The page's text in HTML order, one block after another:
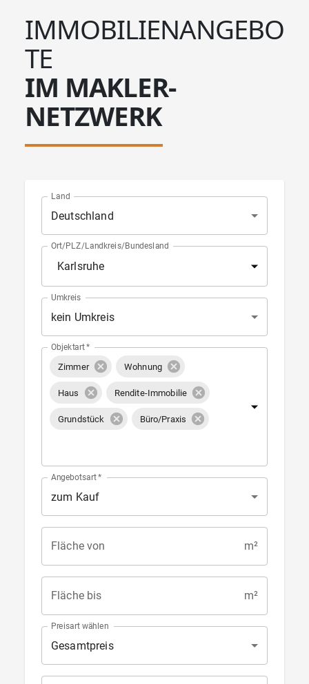
IMMOBILIENANGEBO
TE
IM MAKLER-
NETZWERK
Land
Deutschland
Ort/PLZ/Landkreis/Bundesland
Umkreis
kein Umkreis
Objektart*
Zimmer Wohnung
Haus Rendite-Immobilie
Grundstück Büro/Praxis
Angebotsart*
zum Kauf
Fläche von m²
Fläche bis m²
Preisart wählen
Gesamtpreis